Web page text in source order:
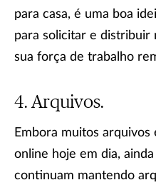
para casa, é uma boa
para solicitar e distribuir
sua força de trabalho
Arquivos.
Embora muitos arquivos
online hoje em dia,
continuam mantendo